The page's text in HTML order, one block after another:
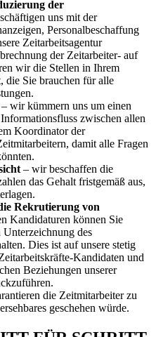
der
uns mit der
Personalbeschaffung
Zeitarbeitsagentur
der Zeitarbeiter- auf
wir die Stellen in Ihrem
die Sie brauchen für alle
– wir kümmern uns um einen
zwischen allen
Koordinator der
damit alle Fragen
– wir beschaffen die
das Gehalt fristgemäß aus,
Rekrutierung von
Kandidaturen können Sie
Unterzeichnung des
Dies ist auf unsere stetig
Kandidaten und
Beziehungen unserer
die Zeitmitarbeiter zu
geschehen würde.